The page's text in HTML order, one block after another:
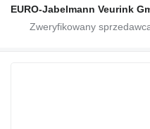
EURO-Jabelmann Veurink